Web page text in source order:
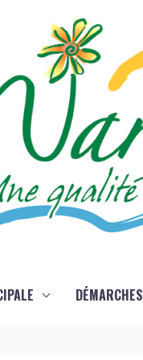
DÉMARCHES